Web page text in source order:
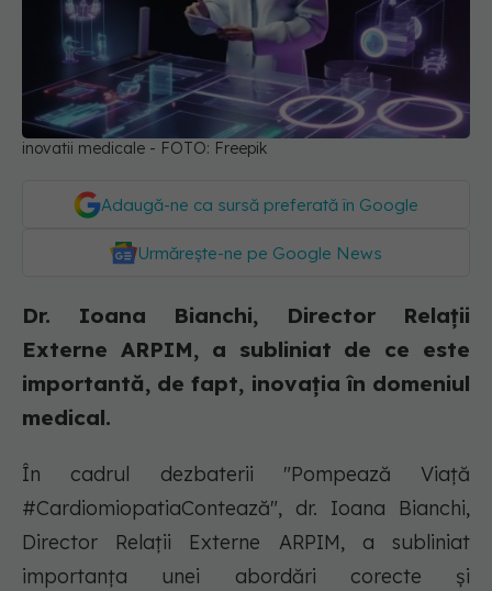
inovatii medicale - FOTO: Freepik
Adaugă-ne ca sursă preferată în Google
Urmărește-ne pe Google News
Dr. Ioana Bianchi, Director Relații
Externe ARPIM, a subliniat de ce este
importantă, de fapt, inovația în domeniul
medical.
În cadrul dezbaterii "Pompează Viață
#CardiomiopatiaContează", dr. Ioana Bianchi,
Director Relații Externe ARPIM, a subliniat
importanța unei abordări corecte și